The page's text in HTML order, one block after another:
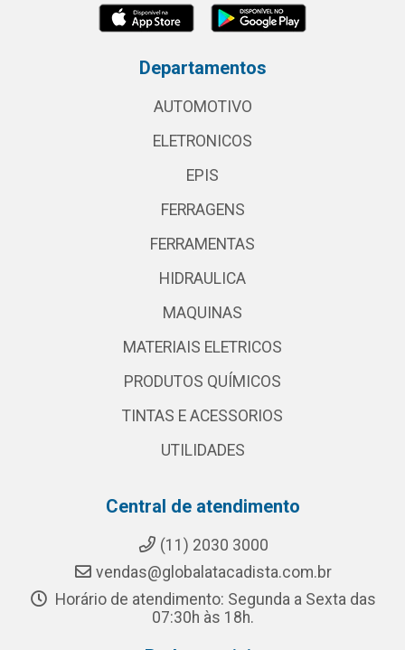
Departamentos
AUTOMOTIVO
ELETRONICOS
EPIS
FERRAGENS
FERRAMENTAS
HIDRAULICA
MAQUINAS
MATERIAIS ELETRICOS
PRODUTOS QUÍMICOS
TINTAS E ACESSORIOS
UTILIDADES
Central de atendimento
(11) 2030 3000
vendas@globalatacadista.com.br
Horário de atendimento: Segunda a Sexta das
07:30h às 18h.